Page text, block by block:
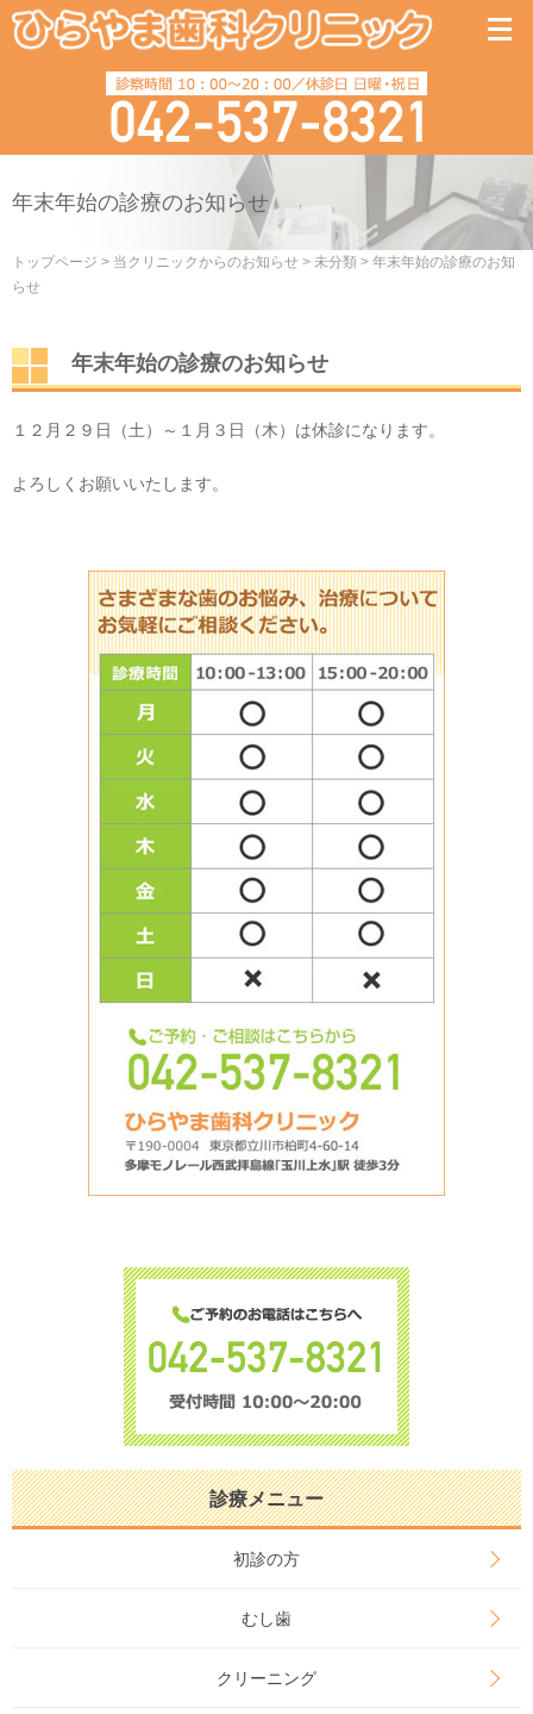
年末年始の診療のお知らせ
トップページ > 当クリニックからのお知らせ > 未分類 > 年末年始の診療のお知
らせ
年末年始の診療のお知らせ
１２月２９日（土）～１月３日（木）は休診になります。
よろしくお願いいたします。
診療メニュー
初診の方
むし歯
クリーニング